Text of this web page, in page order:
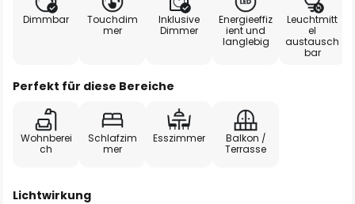
Dimmbar
Touchdim
mer
Inklusive
Dimmer
Energieeffiz
ient und
langlebig
Leuchtmitt
el
austausch
bar
Perfekt für diese Bereiche
Wohnberei
ch
Schlafzim
mer
Esszimmer
Balkon /
Terrasse
Lichtwirkung